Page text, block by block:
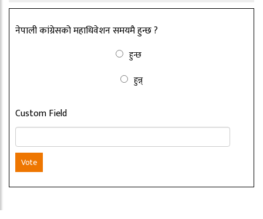
नेपाली कांग्रेसको महाधिवेशन समयमै हुन्छ ?
हुन्छ
हुन्न्
Custom Field
Vote